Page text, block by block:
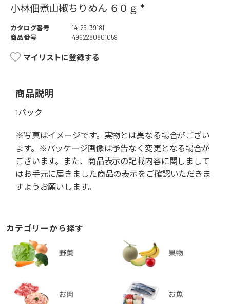
小林佃煮山椒ちりめん ６０ｇ *
カタログ番号
14-25-39181
商品番号
4962280801059
マイリストに登録する
商品説明
1パック
※写真はイメージです。実物とは異なる場合がござい
ます。※パッケージ画像は予告なく変更となる場合が
ございます。また、商品表示の記載内容に関しまして
はお手元に届きました商品の表示をご確認いただきま
すようお願いします。
カテゴリーから探す